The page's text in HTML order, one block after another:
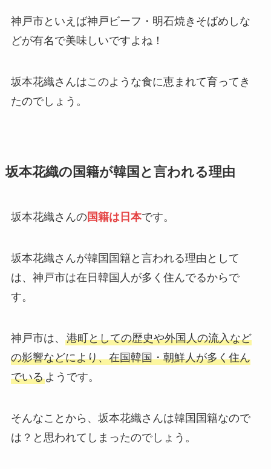
神戸市といえば神戸ビーフ・明石焼きそばめしな
どが有名で美味しいですよね！
坂本花織さんはこのような食に恵まれて育ってき
たのでしょう。
坂本花織の国籍が韓国と言われる理由
坂本花織さんの国籍は日本です。
坂本花織さんが韓国国籍と言われる理由として
は、神戸市は在日韓国人が多く住んでるからで
す。
神戸市は、 港町としての歴史や外国人の流入など
の影響などにより、在国韓国・朝鮮人が多く住ん
でいるようです。
そんなことから、坂本花織さんは韓国国籍なので
は？と思われてしまったのでしょう。